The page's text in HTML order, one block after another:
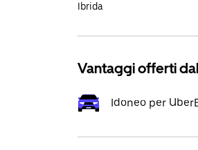
Ibrida
Vantaggi offerti
Idoneo per